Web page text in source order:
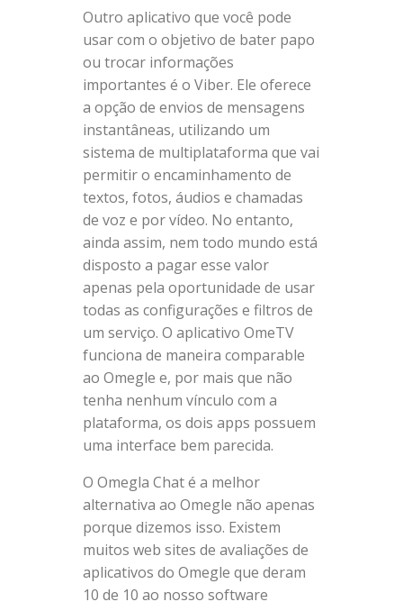
Outro aplicativo que você pode
usar com o objetivo de bater papo
ou trocar informações
importantes é o Viber. Ele oferece
a opção de envios de mensagens
instantâneas, utilizando um
sistema de multiplataforma que vai
permitir o encaminhamento de
textos, fotos, áudios e chamadas
de voz e por vídeo. No entanto,
ainda assim, nem todo mundo está
disposto a pagar esse valor
apenas pela oportunidade de usar
todas as configurações e filtros de
um serviço. O aplicativo OmeTV
funciona de maneira comparable
ao Omegle e, por mais que não
tenha nenhum vínculo com a
plataforma, os dois apps possuem
uma interface bem parecida.
O Omegla Chat é a melhor
alternativa ao Omegle não apenas
porque dizemos isso. Existem
muitos web sites de avaliações de
aplicativos do Omegle que deram
10 de 10 ao nosso software